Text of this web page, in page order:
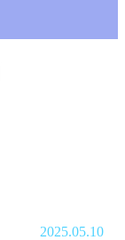
2025.05.10